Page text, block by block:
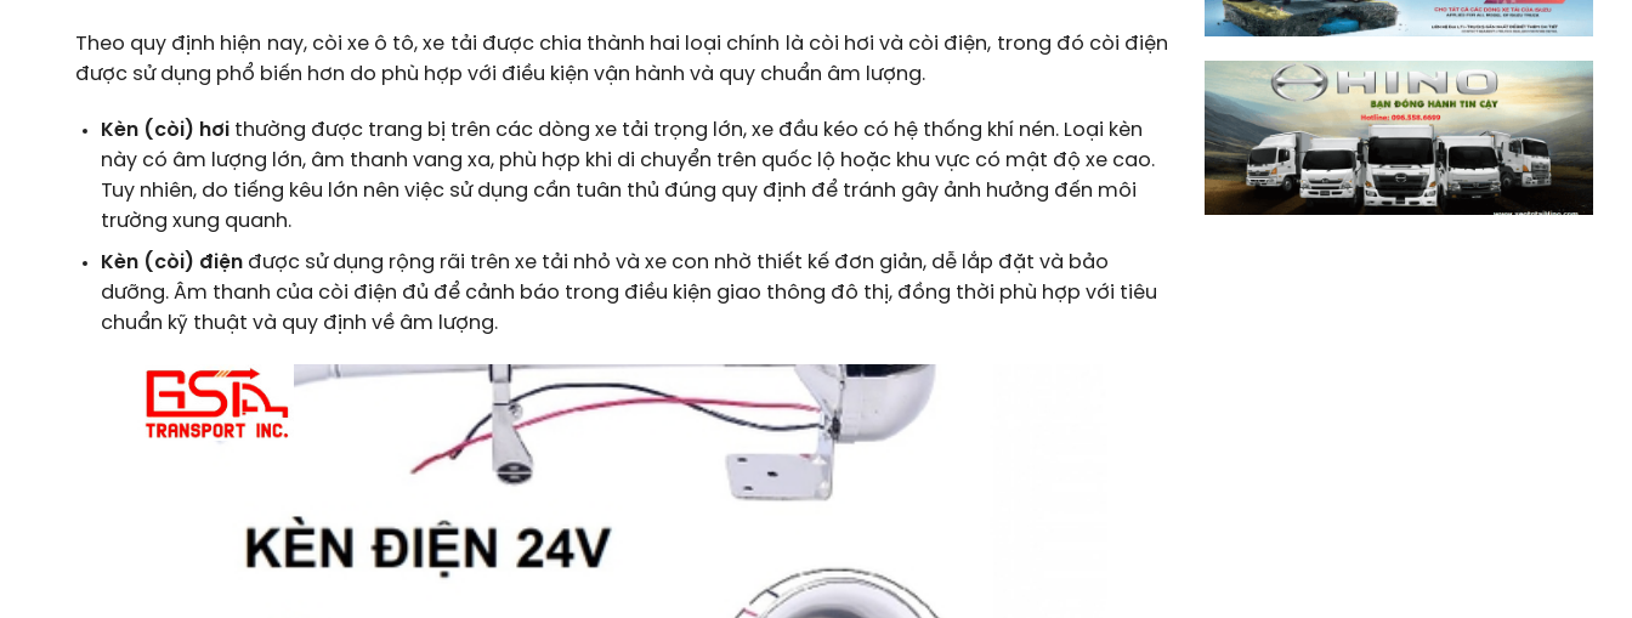
Theo quy định hiện nay, còi xe ô tô, xe tải được chia thành hai loại chính là còi hơi và còi điện, trong đó còi điện
được sử dụng phổ biến hơn do phù hợp với điều kiện vận hành và quy chuẩn âm lượng.
Kèn (còi) hơithường được trang bị trên các dòng xe tải trọng lớn, xe đầu kéo có hệ thống khí nén. Loại kèn
này có âm lượng lớn, âm thanh vang xa, phù hợp khi di chuyển trên quốc lộ hoặc khu vực có mật độ xe cao.
Tuy nhiên, do tiếng kêu lớn nên việc sử dụng cần tuân thủ đúng quy định để tránh gây ảnh hưởng đến môi
trường xung quanh.
Kèn (còi) điệnđược sử dụng rộng rãi trên xe tải nhỏ và xe con nhờ thiết kế đơn giản, dễ lắp đặt và bảo
dưỡng. Âm thanh của còi điện đủ để cảnh báo trong điều kiện giao thông đô thị, đồng thời phù hợp với tiêu
chuẩn kỹ thuật và quy định về âm lượng.